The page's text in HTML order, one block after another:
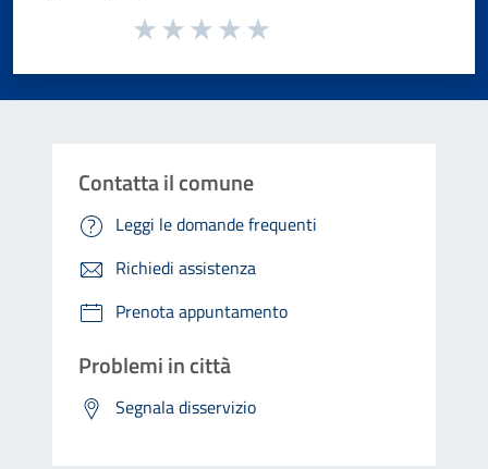
Valuta da 1 a 5 stelle la pagina
Contatta il comune
Leggi le domande frequenti
Richiedi assistenza
Prenota appuntamento
Problemi in città
Segnala disservizio